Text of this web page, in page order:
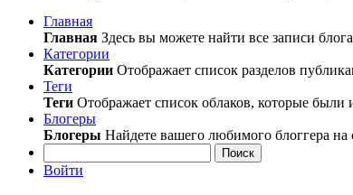
Главная
Главная Здесь вы можете найти все записи
Категории
Категории Отображает список разделов
Теги
Теги Отображает список облаков, которые были
Блогеры
Блогеры Найдете вашего любимого блоггера на
Поиск
Войти